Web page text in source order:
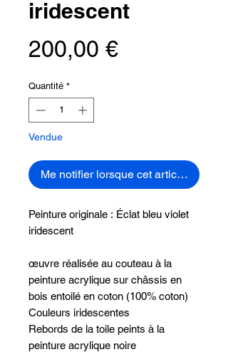
iridescent
200,00 €Prix
Quantité *
Vendue
Me notifier lorsque cet article est
Peinture originale : Éclat bleu violet
iridescent
œuvre réalisée au couteau à la
peinture acrylique sur châssis en
bois entoilé en coton (100% coton)
Couleurs iridescentes
Rebords de la toile peints à la
peinture acrylique noire